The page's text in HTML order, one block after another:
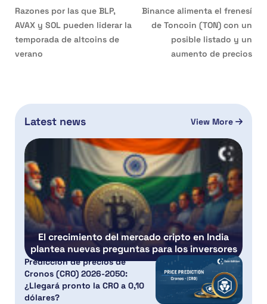
Razones por las que BLP,
AVAX y SOL pueden liderar la
temporada de altcoins de
verano
Binance alimenta el frenesí
de Toncoin (TON) con un
posible listado y un
aumento de precios
Latest news View More
El crecimiento del mercado cripto en India
plantea nuevas preguntas para los inversores
Predicción de precios de
Cronos (CRO) 2026-2050:
¿Llegará pronto la CRO a 0,10
dólares?